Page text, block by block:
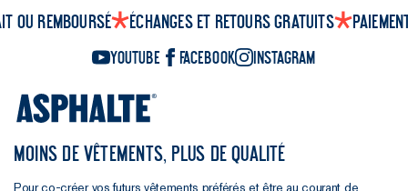
ou remboursé Échanges et retours gratuits
YouTube Facebook Instagram
MOINS DE VÊTEMENTS, PLUS DE QUALITÉ
Pour co-créer vos futurs vêtements préférés et être au courant de